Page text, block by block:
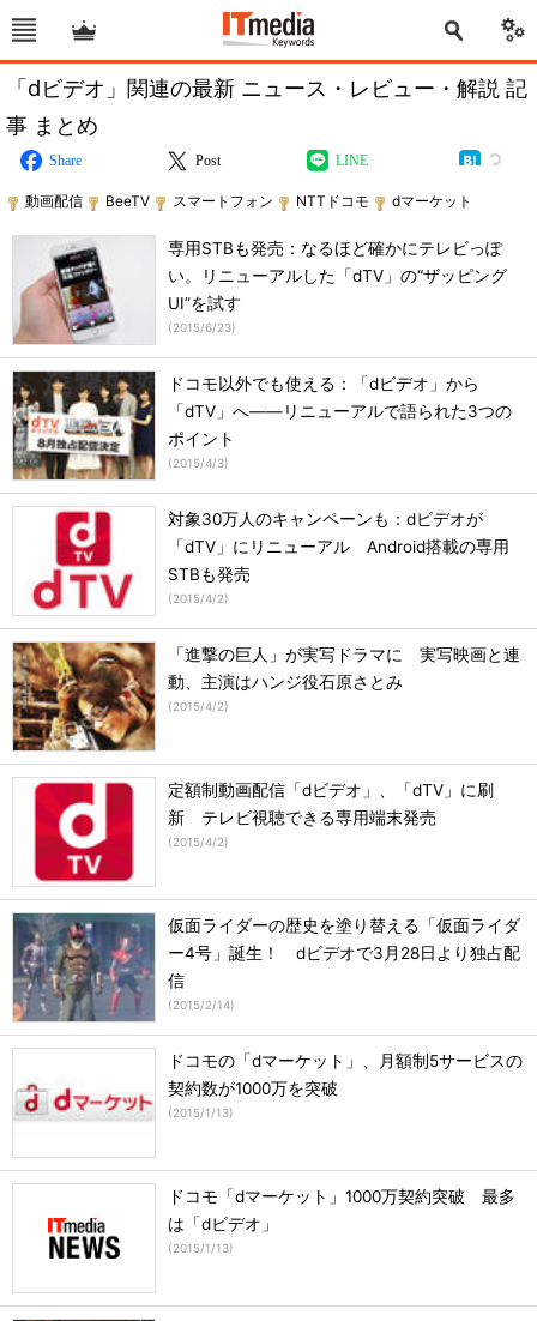
「dビデオ」関連の最新 ニュース・レビュー・解説 記
事 まとめ
Share Post LINE
動画配信 BeeTV スマートフォン NTTドコモ dマーケット
専用STBも発売：なるほど確かにテレビっぽ
い。リニューアルした「dTV」の“ザッピング
UI”を試す
(2015/6/23)
ドコモ以外でも使える：「dビデオ」から
「dTV」へ――リニューアルで語られた3つの
ポイント
(2015/4/3)
対象30万人のキャンペーンも：dビデオが
「dTV」にリニューアル Android搭載の専用
STBも発売
(2015/4/2)
「進撃の巨人」が実写ドラマに 実写映画と連
動、主演はハンジ役石原さとみ
(2015/4/2)
定額制動画配信「dビデオ」、「dTV」に刷
新 テレビ視聴できる専用端末発売
(2015/4/2)
仮面ライダーの歴史を塗り替える「仮面ライダ
ー4号」誕生！ dビデオで3月28日より独占配
信
(2015/2/14)
ドコモの「dマーケット」、月額制5サービスの
契約数が1000万を突破
(2015/1/13)
ドコモ「dマーケット」1000万契約突破 最多
は「dビデオ」
(2015/1/13)